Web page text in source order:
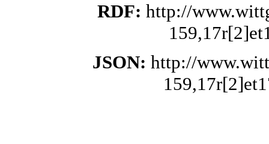
RDF: http://
JSON: http://